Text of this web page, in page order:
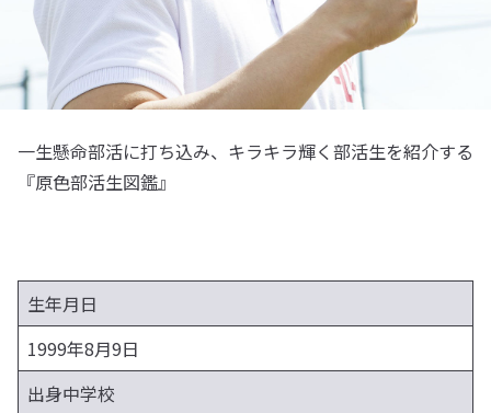
一生懸命部活に打ち込み、キラキラ輝く部活生を紹介する
『原色部活生図鑑』
生年月日
1999年8月9日
出身中学校